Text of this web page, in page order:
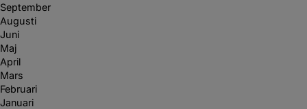
September
Augusti
Juni
Maj
April
Mars
Februari
Januari